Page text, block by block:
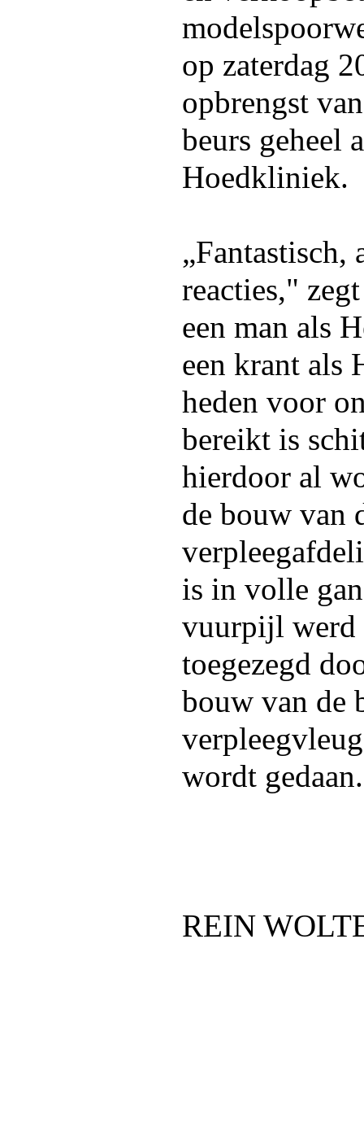
op zaterdag
opbrengst
beurs geheel
Hoedkliniek.
„Fantastisch,
reacties,"
een man als
een krant als
heden voor
bereikt is
hierdoor al
de bouw van
is in volle
vuurpijl werd
toegezegd
bouw van de
wordt gedaan.
REIN